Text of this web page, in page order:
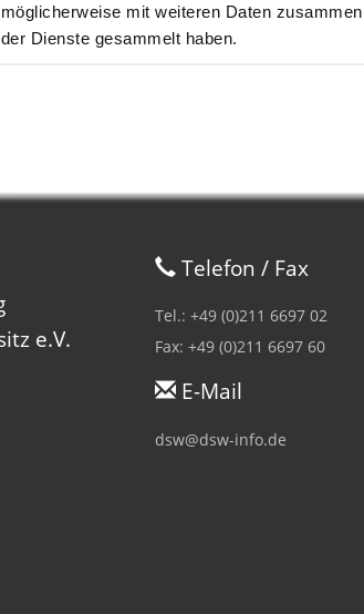
möglicherweise mit weiteren Daten
der Dienste gesammelt haben.
Altaktionäre loszuwerden“, so
können sich unter der
e.V.
Telefon / Fax
Tel.: +49 (0)211 6697 02
Fax: +49 (0)211 6697 60
E-Mail
dsw@dsw-info.de